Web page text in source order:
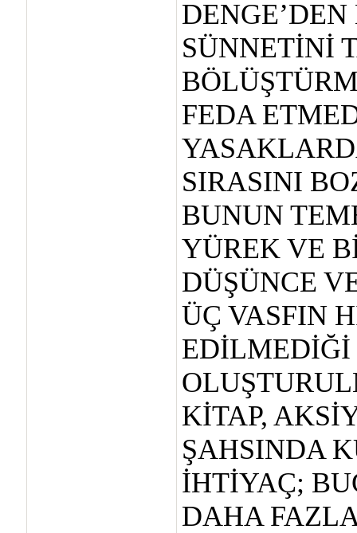
SÜNNETİNİ
FEDA
SIRASINI
BUNUN
YÜREK VE
DÜŞÜNCE
ÜÇ VASFIN
EDİLMEDİĞİ
KİTAP,
ŞAHSINDA
İHTİYAÇ;
DAHA